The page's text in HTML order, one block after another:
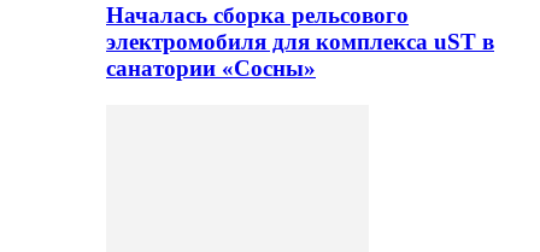
Началась сборка рельсового
электромобиля для комплекса uST в
санатории «Сосны»